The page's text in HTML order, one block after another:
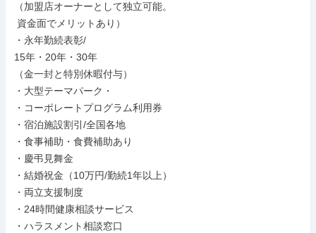
（加盟店オーナーとして独立可能。
・永年勤続表彰/
15年・20年・30年
（金一封と特別休暇付与）
・大型テーマパーク・
・コーポレートプログラム利用券
・宿泊施設割引/全国各地
・食事補助・食費補助あり
・慶弔見舞金
・結婚祝金（10万円/勤続1年以上）
・両立支援制度
・24時間健康相談サービス
・ハラスメント相談窓口